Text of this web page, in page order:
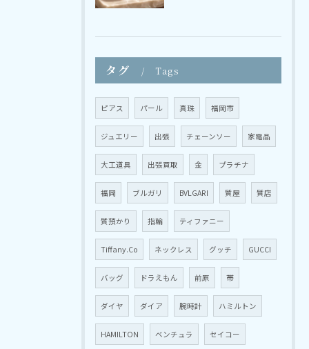
タグ Tags
ピアス パール 真珠 福岡市
ジュエリー 出張 チェーンソー 家電品
大工道具 出張買取 金 プラチナ
福岡 ブルガリ BVLGARI 質屋 質店
質預かり 指輪 ティファニー
Tiffany.Co ネックレス グッチ GUCCI
バッグ ドラえもん 前原 帯
ダイヤ ダイア 腕時計 ハミルトン
HAMILTON ベンチュラ セイコー